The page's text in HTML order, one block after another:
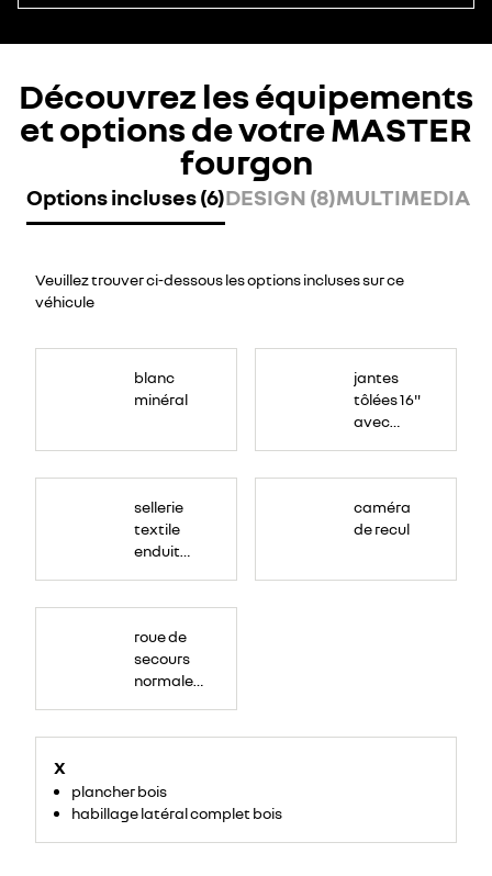
Découvrez les équipements
et options de votre MASTER
fourgon
Options incluses (6)DESIGN (8)MULTIMEDIA
Veuillez trouver ci-dessous les options incluses sur ce
véhicule
blanc
minéral
jantes
tôlées 16"
avec
sellerie
textile
enduit
caméra
de recul
roue de
secours
normale
X
plancher bois
habillage latéral complet bois